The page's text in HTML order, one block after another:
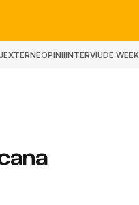
EXTERNEOPINIIINTERVIUDE